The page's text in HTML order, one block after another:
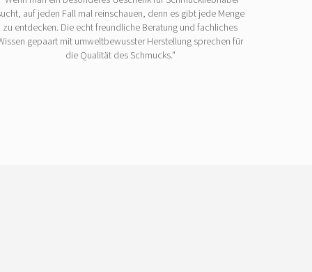
auf jeden Fall mal reinschauen, denn es gibt jede Menge
zu entdecken. Die echt freundliche Beratung und fachliches
gepaart mit umweltbewusster Herstellung sprechen für
die Qualität des Schmucks."